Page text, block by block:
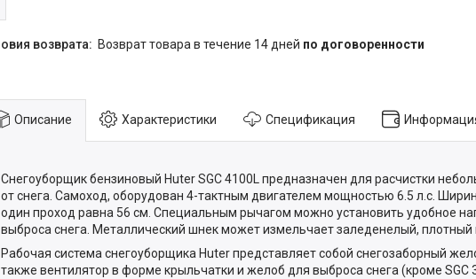
возврат товара в течение 14 дней по договоренности
Описание Характеристики Спецификация
Снегоуборщик бензиновый Huter SGC 4100L предназначен для расчистки
от снега. Самоход, оборудован 4-тактным двигателем мощностью 6.5 л.с.
один проход равна 56 см. Специальным рычагом можно установить удобное
выброса снега. Металлический шнек может измельчает заледенелый, плотный
Рабочая система снегоуборщика Huter представляет собой снегозаборный
также вентилятор в форме крыльчатки и желоб для выброса снега (кроме SGC